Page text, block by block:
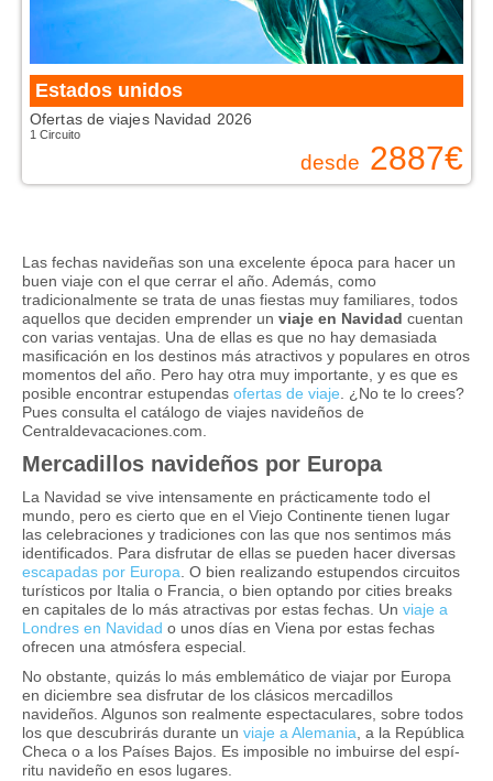
Estados unidos
Ofertas de viajes Navidad 2026
1 Circuito
desde 2887€
Las fechas navideñas son una excelente época para hacer un
buen viaje con el que cerrar el año. Además, como
tradicionalmente se trata de unas fiestas muy familiares, todos
aquellos que deciden emprender un viaje en Navidad cuentan
con varias ventajas. Una de ellas es que no hay demasiada
masificación en los destinos más atractivos y populares en otros
momentos del año. Pero hay otra muy importante, y es que es
posible encontrar estupendas ofertas de viaje. ¿No te lo crees?
Pues consulta el catálogo de viajes navideños de
Centraldevacaciones.com.
Mercadillos navideños por Europa
La Navidad se vive intensamente en prácticamente todo el
mundo, pero es cierto que en el Viejo Continente tienen lugar
las celebraciones y tradiciones con las que nos sentimos más
identificados. Para disfrutar de ellas se pueden hacer diversas
escapadas por Europa. O bien realizando estupendos circuitos
turí­sticos por Italia o Francia, o bien optando por cities breaks
en capitales de lo más atractivas por estas fechas. Un viaje a
Londres en Navidad o unos dí­as en Viena por estas fechas
ofrecen una atmósfera especial.
No obstante, quizás lo más emblemático de viajar por Europa
en diciembre sea disfrutar de los clásicos mercadillos
navideños. Algunos son realmente espectaculares, sobre todos
los que descubrirás durante un viaje a Alemania, a la República
Checa o a los Paí­ses Bajos. Es imposible no imbuirse del espí­
ritu navideño en esos lugares.